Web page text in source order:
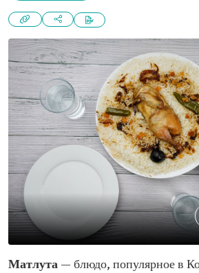
Матлута — блюдо, популярное в